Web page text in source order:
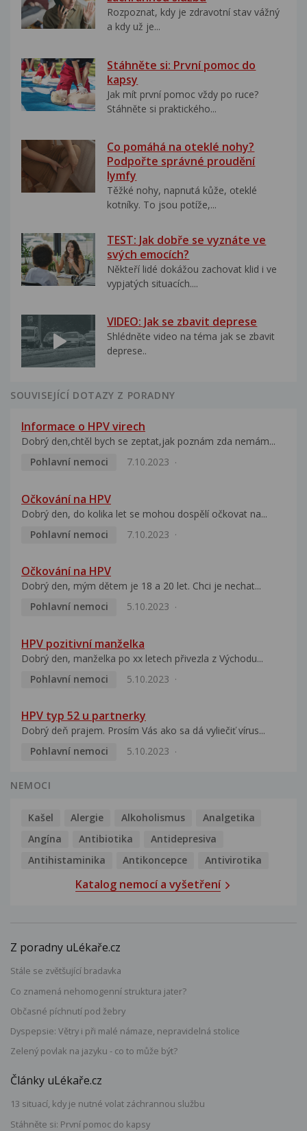
Rozpoznat, kdy je zdravotní stav vážný
a kdy už je...
Stáhněte si: První pomoc do
kapsy
Jak mít první pomoc vždy po ruce?
Stáhněte si praktického...
Co pomáhá na oteklé nohy?
Podpořte správné proudění
lymfy
Těžké nohy, napnutá kůže, oteklé
kotníky. To jsou potíže,...
TEST: Jak dobře se vyznáte ve
svých emocích?
Někteří lidé dokážou zachovat klid i ve
vypjatých situacích....
VIDEO: Jak se zbavit deprese
Shlédněte video na téma jak se zbavit
deprese..
SOUVISEJÍCÍ DOTAZY Z PORADNY
Informace o HPV virech
Dobrý den,chtěl bych se zeptat,jak poznám zda nemám...
Pohlavní nemoci
7.10.2023
Očkování na HPV
Dobrý den, do kolika let se mohou dospělí očkovat na...
Pohlavní nemoci
7.10.2023
Očkování na HPV
Dobrý den, mým dětem je 18 a 20 let. Chci je nechat...
Pohlavní nemoci
5.10.2023
HPV pozitivní manželka
Dobrý den, manželka po xx letech přivezla z Východu...
Pohlavní nemoci
5.10.2023
HPV typ 52 u partnerky
Dobrý deň prajem. Prosím Vás ako sa dá vyliečiť vírus...
Pohlavní nemoci
5.10.2023
NEMOCI
Kašel Alergie Alkoholismus
Analgetika
Angína
Antibiotika
Antidepresiva
Antihistaminika
Antikoncepce Antivirotika
Katalog nemocí a vyšetření
Z poradny uLékaře.cz
Stále se zvětšující bradavka
Co znamená nehomogenní struktura jater?
Občasné píchnutí pod žebry
Dyspepsie: Větry i při malé námaze, nepravidelná stolice
Zelený povlak na jazyku - co to může být?
Články uLékaře.cz
13 situací, kdy je nutné volat záchrannou službu
Stáhněte si: První pomoc do kapsy